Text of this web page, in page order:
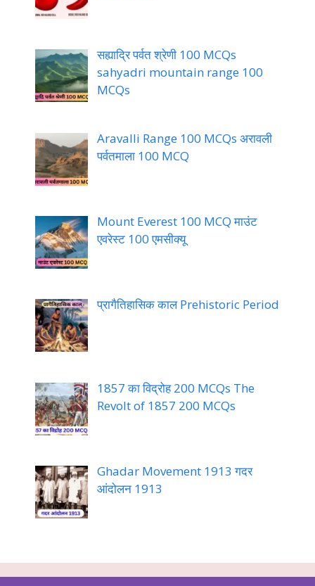
सह्याद्रि पर्वत श्रेणी 100 MCQs
sahyadri mountain range 100
MCQs
Aravalli Range 100 MCQs अरावली
पर्वतमाला 100 MCQ
Mount Everest 100 MCQ माउंट
एवरेस्ट 100 एमसीक्यू
प्रागैतिहासिक काल Prehistoric Period
1857 का विद्रोह 200 MCQs The
Revolt of 1857 200 MCQs
Ghadar Movement 1913 गदर
आंदोलन 1913